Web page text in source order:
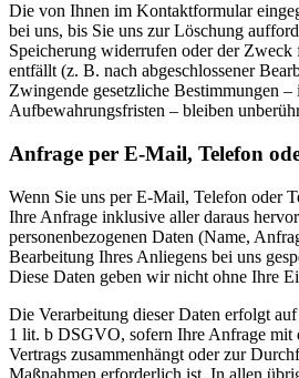
Die von Ihnen im Kontaktformular
bei uns, bis Sie uns zur Löschung
Speicherung widerrufen oder der Zweck
entfällt (z. B. nach abgeschlossener
Zwingende gesetzliche Bestimmungen –
Aufbewahrungsfristen – bleiben
Anfrage per E-Mail, Telefon
Wenn Sie uns per E-Mail, Telefon oder
Ihre Anfrage inklusive aller daraus
personenbezogenen Daten (Name,
Bearbeitung Ihres Anliegens bei uns
Diese Daten geben wir nicht ohne Ihre
Die Verarbeitung dieser Daten erfolgt
1 lit. b DSGVO, sofern Ihre Anfrage mit
Vertrags zusammenhängt oder zur
Maßnahmen erforderlich ist. In allen